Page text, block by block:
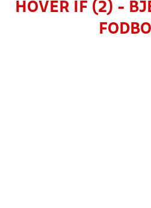
HOVER IF (2) -